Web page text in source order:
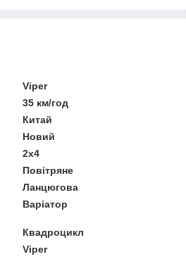
Viper
35 км/год
Китай
Новий
2х4
Повітряне
Ланцюгова
Варіатор
Квадроцикл
Viper